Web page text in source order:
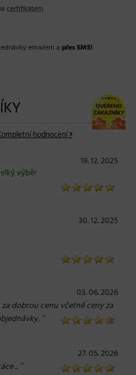
certifikátem.
emailem a přes SMS!
hodnocení
19. 12. 2025
výběr
30. 12. 2025
03. 06. 2026
dobrou cenu včetně ceny za
“
27. 05. 2026
.. “